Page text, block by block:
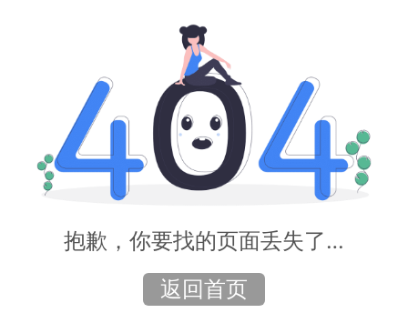
抱歉，你要找的页面丢失了…
返回首页